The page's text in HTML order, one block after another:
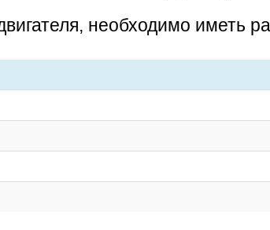
необходимо иметь